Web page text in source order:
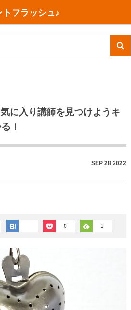
トフラッシュ♪
に入り講師を見つけようキ
！
SEP 28 2022
0 1